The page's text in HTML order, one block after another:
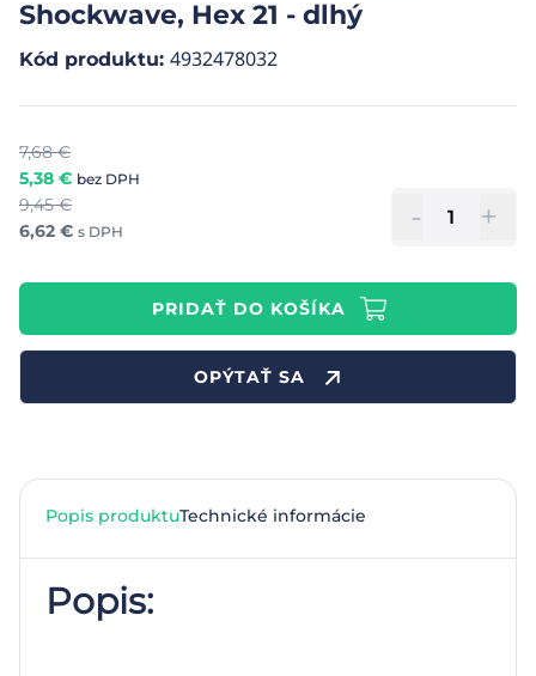
Shockwave, Hex 21 - dlhý
Kód produktu: 4932478032
7,68€
5,38 € bez DPH
9,45€
6,62 € s DPH - +
PRIDAŤ DO KOŠÍKA
OPÝTAŤ SA
Popis produktuTechnické informácie
Popis: